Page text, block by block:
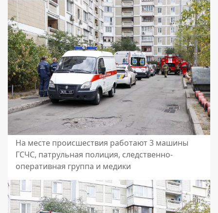
На месте происшествия работают 3 машины
ГСЧС, патрульная полиция, следственно-
оперативная группа и медики